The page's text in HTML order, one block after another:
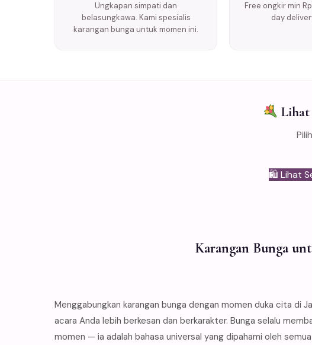
Ungkapan simpati dan
belasungkawa. Kami spesialis
karangan bunga untuk momen ini.
Free ongkir min
day
Lihat
🛍 Lihat
Karangan Bunga
Menggabungkan karangan bunga dengan momen duka cita di
acara Anda lebih berkesan dan berkarakter. Bunga selalu
momen — ia adalah bahasa universal yang dipahami oleh